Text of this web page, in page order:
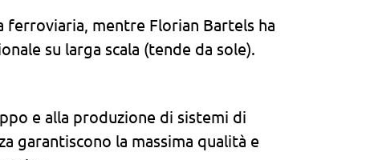
mentre Florian Bartels ha
su larga scala (tende da sole).
e alla produzione di sistemi di
garantiscono la massima qualità e